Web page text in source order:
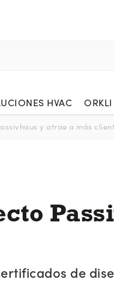
HVAC
y atrae a más
de